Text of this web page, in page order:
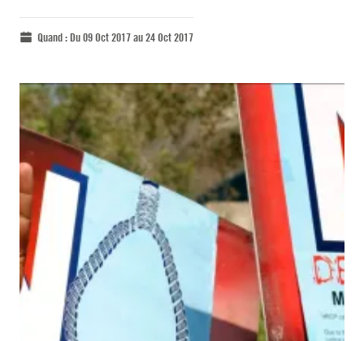
Quand :Du 09 Oct 2017 au 24 Oct 2017